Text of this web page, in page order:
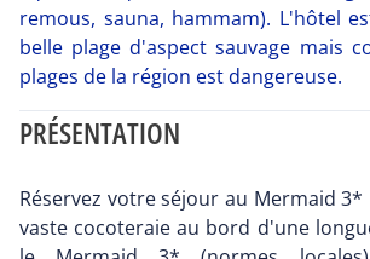
remous, sauna, hammam). L'hôtel
belle plage d'aspect sauvage mais
plages de la région est dangereuse.
PRÉSENTATION
Réservez votre séjour au Mermaid 3*
vaste cocoteraie au bord d'une